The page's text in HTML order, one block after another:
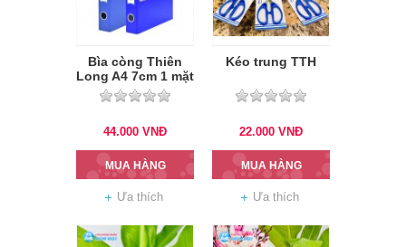
Bìa còng Thiên
Long A4 7cm 1 mặt
si
44.000 VNĐ
MUA HÀNG
Ưa thích
Kéo trung TTH
22.000 VNĐ
MUA HÀNG
Ưa thích